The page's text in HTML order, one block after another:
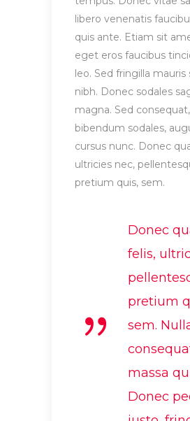
libero venenatis
quis ante. Etiam sit
eget eros faucibus
leo. Sed fringilla
nibh. Donec sodales
magna. Sed
bibendum sodales,
cursus nunc. Donec
ultricies nec,
pretium quis, sem.
Donec
felis,
pretium
sem.
massa
Donec